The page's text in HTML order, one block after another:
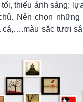
thiếu ánh sáng;
Nên chọn những
cá,….màu sắc tươi